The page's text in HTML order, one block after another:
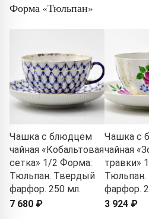
Форма «Тюльпан»
Чашка с блюдцем
чайная «Кобальтовая
сетка» 1/2 Форма:
Тюльпан. Твердый
фарфор. 250 мл.
7 680 ₽
Чашка с
чайная
травки»
фарфор.
3 924 ₽